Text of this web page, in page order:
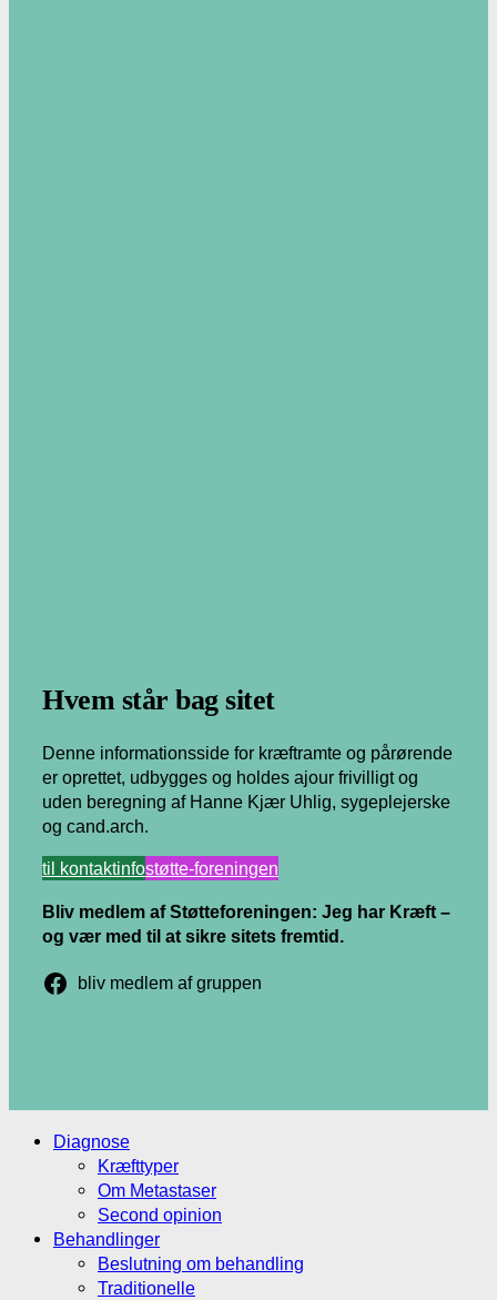
Hvem står bag sitet
Denne informationsside for kræftramte og pårørende
er oprettet, udbygges og holdes ajour frivilligt og
uden beregning af Hanne Kjær Uhlig, sygeplejerske
og cand.arch.
til kontaktinfostøtte-foreningen
Bliv medlem af Støtteforeningen: Jeg har Kræft –
og vær med til at sikre sitets fremtid.
bliv medlem af gruppen
Diagnose
Kræfttyper
Om Metastaser
Second opinion
Behandlinger
Beslutning om behandling
Traditionelle